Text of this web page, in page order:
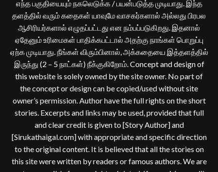
எந்த பகுதியையும் நகலெடுக்க / பயன்படுத்த முடியாது. இந்த
தளத்தில் வரும் கதைகள் யாவுமே வாசகர்களால் அல்லது பிரபல
ஆசிரியர்களால் எழுதப்பட்டது என நம்பப்படுகிறது. இதனால்
ஏதேனும் உரிமைகள் பாதிக்கபட்டால் அதற்கு நாங்கள் பொறுப்பு
ஏற்க முடியாது. நீங்கள் விரும்பினால், அக்கதையை இத்தளத்தில்
இருந்து (2 – 5 நாட்கள்) நீக்குகிறோம். Concept and design of
this website is solely owned by the site owner. No part of
the concept or design can be copied/used without site
owner’s permission. Author have the full rights on the short
stories. Excerpts and links may be used, provided that full
and clear credit is given to [Story Author] and
[Sirukathaigal.com] with appropriate and specific direction
to the original content. It is believed that all the stories on
this site were written by readers or famous authors. We are